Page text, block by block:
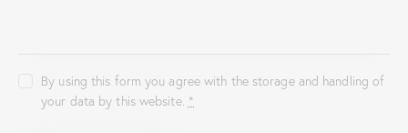
By using this form you agree with the storage and handling of
your data by this website. *